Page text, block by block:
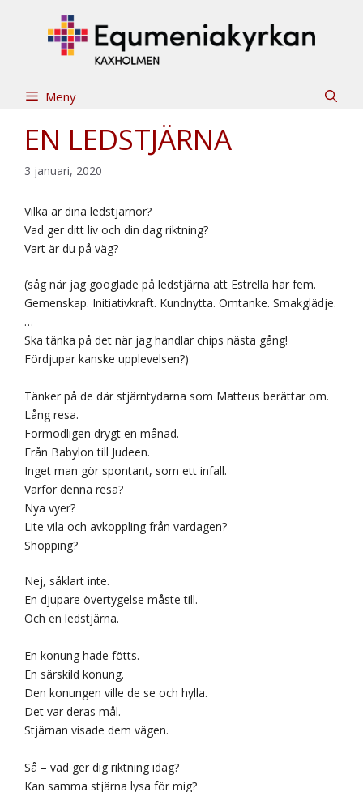
Meny
EN LEDSTJÄRNA
3 januari, 2020
Vilka är dina ledstjärnor?
Vad ger ditt liv och din dag riktning?
Vart är du på väg?
(såg när jag googlade på ledstjärna att Estrella har fem.
Gemenskap. Initiativkraft. Kundnytta. Omtanke. Smakglädje.
…
Ska tänka på det när jag handlar chips nästa gång!
Fördjupar kanske upplevelsen?)
Tänker på de där stjärntydarna som Matteus berättar om.
Lång resa.
Förmodligen drygt en månad.
Från Babylon till Judeen.
Inget man gör spontant, som ett infall.
Varför denna resa?
Nya vyer?
Lite vila och avkoppling från vardagen?
Shopping?
Nej, såklart inte.
En djupare övertygelse måste till.
Och en ledstjärna.
En konung hade fötts.
En särskild konung.
Den konungen ville de se och hylla.
Det var deras mål.
Stjärnan visade dem vägen.
Så – vad ger dig riktning idag?
Kan samma stjärna lysa för mig?